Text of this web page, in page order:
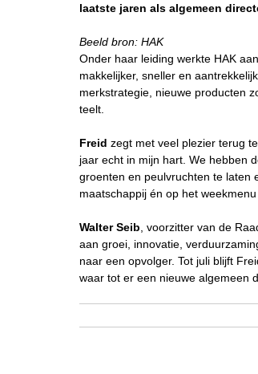
laatste jaren als algemeen
Beeld bron: HAK
Onder haar leiding werkte HAK
makkelijker, sneller en
merkstrategie, nieuwe producten
teelt.
Freid zegt met veel plezier terug
jaar echt in mijn hart. We hebben
groenten en peulvruchten te laten
maatschappij én op het
Walter Seib , voorzitter van de
aan groei, innovatie,
naar een opvolger. Tot juli blijft
waar tot er een nieuwe algemeen